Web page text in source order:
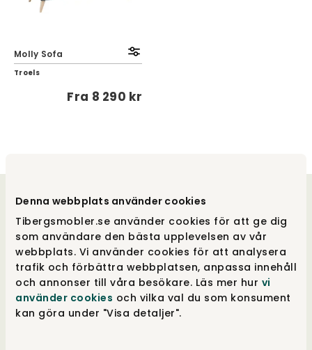
Denna webbplats använder cookies
Tibergsmobler.se använder cookies för att ge dig
som användare den bästa upplevelsen av vår
webbplats. Vi använder cookies för att analysera
trafik och förbättra webbplatsen, anpassa innehåll
och annonser till våra besökare. Läs mer hur vi
använder cookies och vilka val du som konsument
kan göra under "Visa detaljer".
Molly Sofa
Troels
Fra 8 290 kr
Velkommen til os
Vores hjerter banker for godt design, og vores
drivkraft ligger i at tilbyde et unikt udvalg og
samtidig give merværdi i form af viden, følelse
og tilgængelighed. Vi er også udpræget
frihedselskere, der er utroligt omhyggelige
med alle vores indkøb, for at kunne tilbyde